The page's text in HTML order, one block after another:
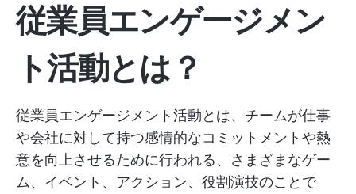
従業員エンゲージメン
ト活動とは？
従業員エンゲージメント活動とは、チームが仕事
や会社に対して持つ感情的なコミットメントや熱
意を向上させるために行われる、さまざまなゲー
ム、イベント、アクション、役割演技のことで